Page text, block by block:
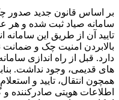
بر اساس قانون جدید صدور
سامانه صیاد ثبت شده و هر
تایید آن از طریق این سامانه
بالابردن امنیت چک و
دارد. قبل از راه اندازی
های قدیمی، وجود نداشت.
همچون انتقال، تایید و
اطلاعات هویتی صادرکننده